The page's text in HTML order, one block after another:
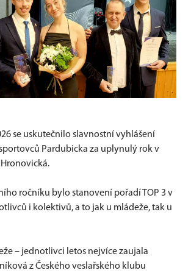
se uskutečnilo slavnostní vyhlášení
Pardubicka za uplynulý rok v
ročníku bylo stanovení pořadí TOP 3 v
i kolektivů, a to jak u mládeže, tak u
– jednotlivci letos nejvíce zaujala
z Českého veslařského klubu